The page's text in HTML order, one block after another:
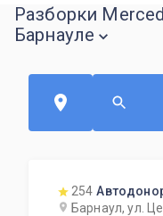
Разборки
Барнауле
254
Барнаул, ул.